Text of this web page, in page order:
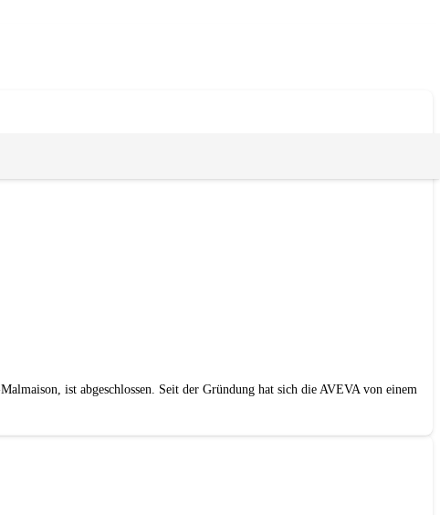
ist abgeschlossen. Seit der Gründung hat sich die AVEVA von einem